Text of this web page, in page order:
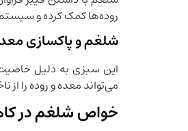
روده‌ها کمک کرده و
شلغم و پاکسازی
این سبزی به دلیل
می‌تواند معده و روده را
خواص شلغم در